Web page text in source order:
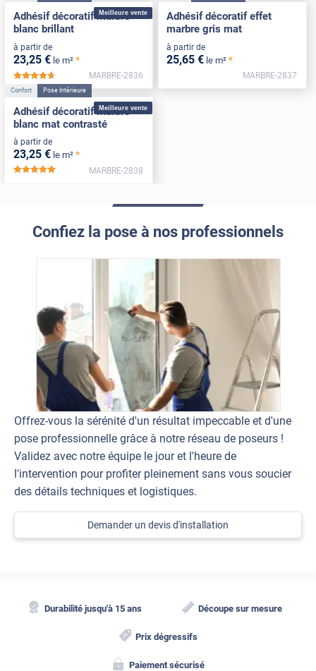
Meilleure vente
Adhésif décoratif marbre
blanc brillant
à partir de
23,25 € le m² *
*****
MARBRE-2836
Adhésif décoratif effet
marbre gris mat
à partir de
25,65 € le m² *
MARBRE-2837
Meilleure vente
Confort Pose Intérieure
Adhésif décoratif marbre
blanc mat contrasté
à partir de
23,25 € le m² *
MARBRE-2838
Confiez la pose à nos professionnels
Offrez-vous la sérénité d'un résultat impeccable et d'une
pose professionnelle grâce à notre réseau de poseurs !
Validez avec notre équipe le jour et l'heure de
l'intervention pour profiter pleinement sans vous soucier
des détails techniques et logistiques.
Demander un devis d'installation
Durabilité jusqu'à 15 ans Découpe sur mesure
Prix dégressifs
Paiement sécurisé